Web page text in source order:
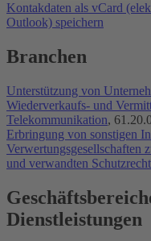
Kontakdaten als vCard
Outlook) speichern
Branchen
Unterstützung von
Wiederverkaufs- und
Telekommunikation,
Erbringung von sonstigen
Verwertungsgesellschaften
und verwandten
Dienstleistungen